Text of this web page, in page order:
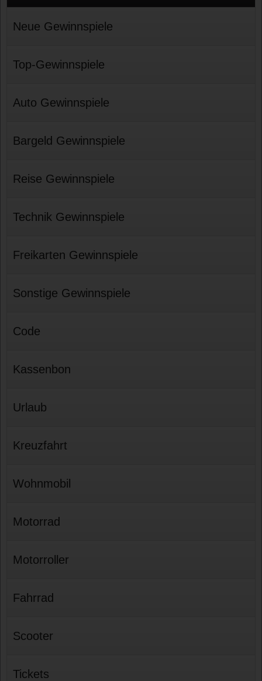
Neue Gewinnspiele
Top-Gewinnspiele
Auto Gewinnspiele
Bargeld Gewinnspiele
Reise Gewinnspiele
Technik Gewinnspiele
Freikarten Gewinnspiele
Sonstige Gewinnspiele
Code
Kassenbon
Urlaub
Kreuzfahrt
Wohnmobil
Motorrad
Motorroller
Fahrrad
Scooter
Tickets